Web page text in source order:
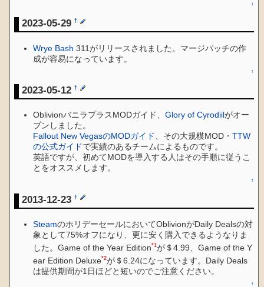
↑
2023-05-29†
Wrye Bash 311がリリースされました。マージパッチの作
成が容易になっています。
↑
2023-05-12†
OblivionバニラプラスMODガイド、Glory of Cyrodiilがオー
プンしました。
Fallout New VegasのMODガイド、その大規模MOD・TTW
の公式ガイドで実績のあるチームによるものです。
英語ですが、初めてMODを導入する人はその手順に従うこ
とをオススメします。
↑
2013-12-23†
SteamのホリデーセールにおいてOblivionがDaily Dealsの対
象として75%オフになり、更に安く購入できるようなりま
した。Game of the Year Edition*1 が＄4.99、Game of the Y
ear Edition Deluxe*2が＄6.24になっています。Daily Deals
は提供期間が1日ほどと短いのでご注意ください。
↑